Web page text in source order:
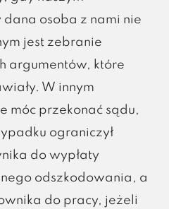
osoba z nami nie
jest zebranie
argumentów, które
W innym
móc przekonać sądu,
ograniczył
do wypłaty
odszkodowania, a
do pracy, jeżeli